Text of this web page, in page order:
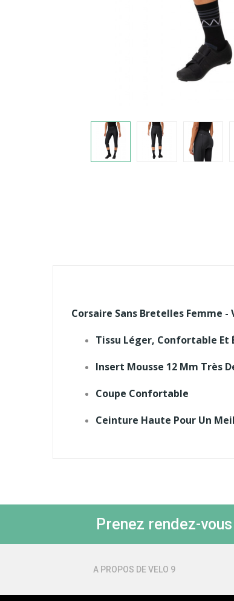
Corsaire Sans Bretelles Femme -
Tissu Léger, Confortable Et
Insert Mousse 12 Mm Très
Coupe Confortable
Ceinture Haute Pour Un
Prenez rendez-
A PROPOS DE VELO 9